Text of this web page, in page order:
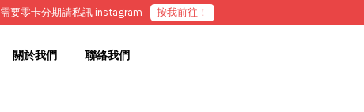
需要零卡分期請私訊 instagram 按我前往！
關於我們 聯絡我們